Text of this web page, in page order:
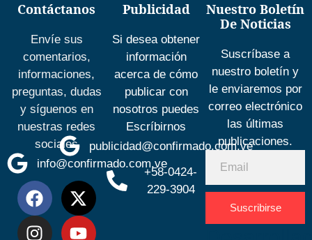
Contáctanos
Envíe sus
comentarios,
informaciones,
preguntas, dudas
y síguenos en
nuestras redes
sociales
info@confirmado.com.ve
Publicidad
Si desea obtener
información
acerca de cómo
publicar con
nosotros puedes
Escríbirnos
publicidad@confirmado.com.ve
+58-0424-
229-3904
Nuestro Boletín
De Noticias
Suscríbase a
nuestro boletín y
le enviaremos por
correo electrónico
las últimas
publicaciones.
Suscribirse